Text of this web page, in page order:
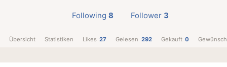
Following 8 Follower 3
Übersicht Statistiken Likes 27 Gelesen 292 Gekauft 0